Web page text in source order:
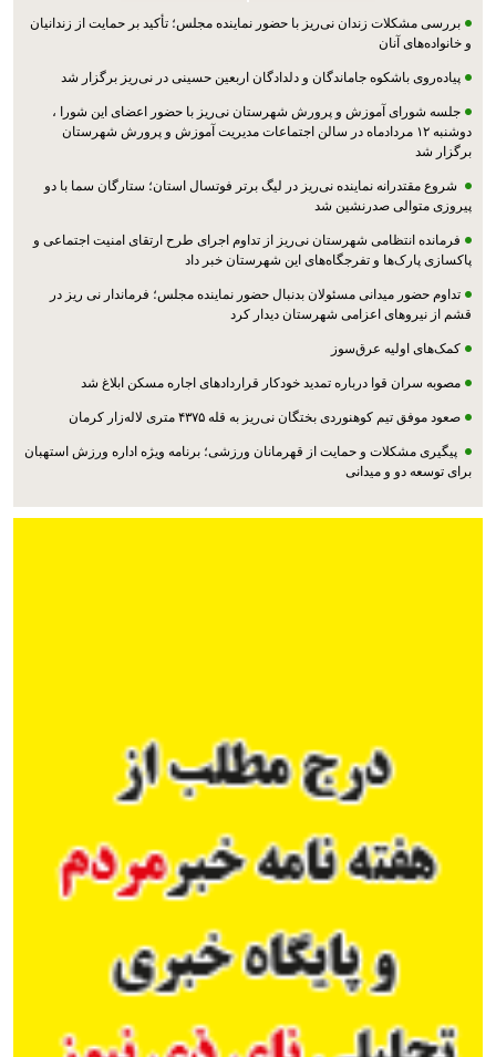
بررسی مشکلات زندان نی‌ریز با حضور نماینده مجلس؛ تأکید بر حمایت از زندانیان
و خانواده‌های آنان
پیاده‌روی باشکوه جاماندگان و دلدادگان اربعین حسینی در نی‌ریز برگزار شد
جلسه شورای آموزش و پرورش شهرستان نی‌ریز با حضور اعضای این شورا ،
دوشنبه ۱۲ مردادماه در سالن اجتماعات مدیریت آموزش و پرورش شهرستان
برگزار شد
شروع مقتدرانه نماینده نی‌ریز در لیگ برتر فوتسال استان؛ ستارگان سما با دو
پیروزی متوالی صدرنشین شد
فرمانده انتظامی شهرستان نی‌ریز از تداوم اجرای طرح ارتقای امنیت اجتماعی و
پاکسازی پارک‌ها و تفرجگاه‌های این شهرستان خبر داد
تداوم حضور میدانی مسئولان بدنبال حضور نماینده مجلس؛ فرماندار نی ریز در
قشم از نیروهای اعزامی شهرستان دیدار کرد
کمک‌های اولیه عرق‌سوز
مصوبه سران قوا درباره تمدید خودکار قراردادهای اجاره مسکن ابلاغ شد
صعود موفق تیم کوهنوردی بختگان نی‌ریز به قله ۴۳۷۵ متری لاله‌زار کرمان
پیگیری مشکلات و حمایت از قهرمانان ورزشی؛ برنامه ویژه اداره ورزش استهبان
برای توسعه دو و میدانی